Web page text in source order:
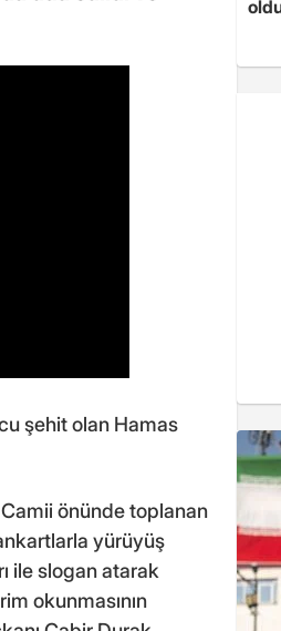
şehit olan Hamas
önünde toplanan
yürüyüş
ile slogan atarak
okunmasının